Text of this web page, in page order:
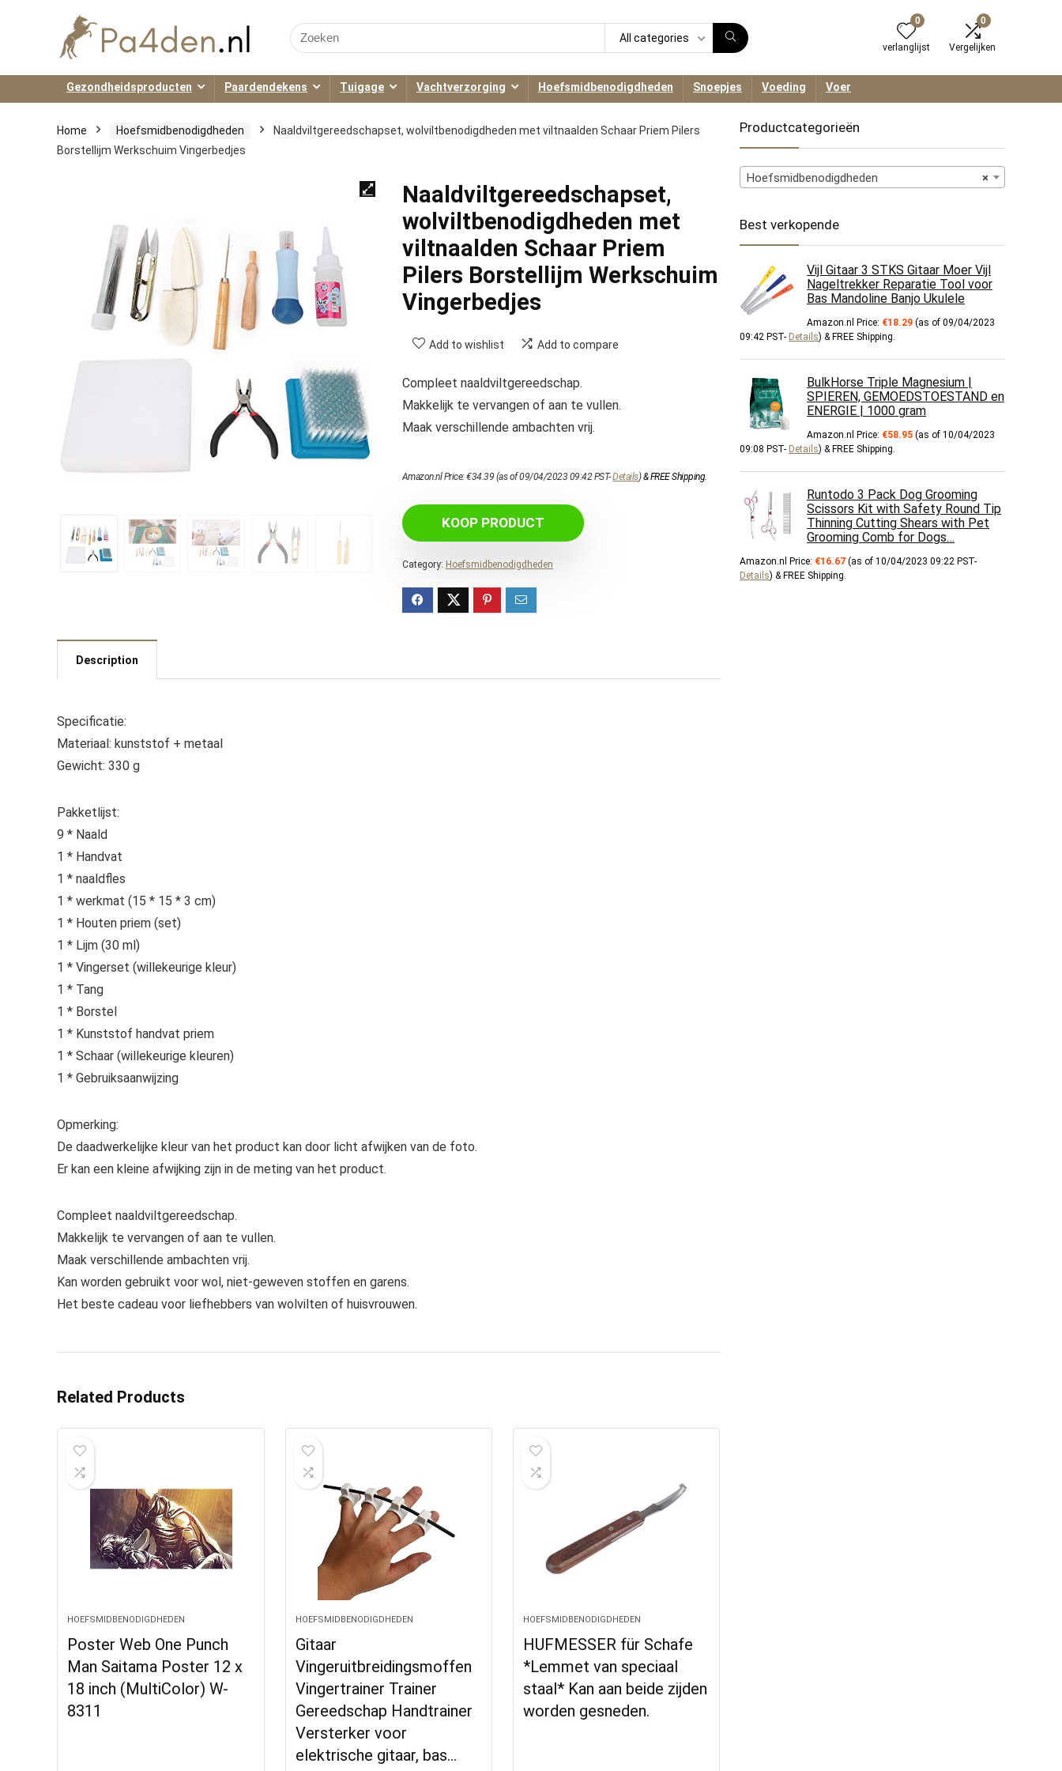
Search
for:
All categories
0
verlanglijst
0
Vergelijken
Gezondheidsproducten Paardendekens Tuigage Vachtverzorging Hoefsmidbenodigdheden Snoepjes Voeding Voer
Home Hoefsmidbenodigdheden
Naaldviltgereedschapset, wolviltbenodigdheden met viltnaalden Schaar Priem Pilers
Borstellijm Werkschuim Vingerbedjes
Naaldviltgereedschapset,
wolviltbenodigdheden met
viltnaalden Schaar Priem
Pilers Borstellijm Werkschuim
Vingerbedjes
Add to wishlist Add to compare
Compleet naaldviltgereedschap.
Makkelijk te vervangen of aan te vullen.
Maak verschillende ambachten vrij.
Amazon.nl Price:€34.39 (as of 09/04/2023 09:42 PST-Details)&FREE Shipping.
KOOP PRODUCT
Category: Hoefsmidbenodigdheden
Description
Specificatie:
Materiaal: kunststof + metaal
Gewicht: 330 g
Pakketlijst:
9 * Naald
1 * Handvat
1 * naaldfles
1 * werkmat (15 * 15 * 3 cm)
1 * Houten priem (set)
1 * Lijm (30 ml)
1 * Vingerset (willekeurige kleur)
1 * Tang
1 * Borstel
1 * Kunststof handvat priem
1 * Schaar (willekeurige kleuren)
1 * Gebruiksaanwijzing
Opmerking:
De daadwerkelijke kleur van het product kan door licht afwijken van de foto.
Er kan een kleine afwijking zijn in de meting van het product.
Compleet naaldviltgereedschap.
Makkelijk te vervangen of aan te vullen.
Maak verschillende ambachten vrij.
Kan worden gebruikt voor wol, niet-geweven stoffen en garens.
Het beste cadeau voor liefhebbers van wolvilten of huisvrouwen.
Related Products
HOEFSMIDBENODIGDHEDEN
Poster Web One Punch
Man Saitama Poster 12 x
18 inch (MultiColor) W-
8311
HOEFSMIDBENODIGDHEDEN
Gitaar
Vingeruitbreidingsmoffen
Vingertrainer Trainer
Gereedschap Handtrainer
Versterker voor
elektrische gitaar, bas…
HOEFSMIDBENODIGDHEDEN
HUFMESSER für Schafe
*Lemmet van speciaal
staal* Kan aan beide zijden
worden gesneden.
Productcategorieën
×
Hoefsmidbenodigdheden
Best verkopende
Vijl Gitaar 3 STKS Gitaar Moer Vijl
Nageltrekker Reparatie Tool voor
Bas Mandoline Banjo Ukulele
Amazon.nl Price: €18.29 (as of 09/04/2023
09:42 PST- Details) & FREE Shipping.
BulkHorse Triple Magnesium |
SPIEREN, GEMOEDSTOESTAND en
ENERGIE | 1000 gram
Amazon.nl Price: €58.95 (as of 10/04/2023
09:08 PST- Details) & FREE Shipping.
Runtodo 3 Pack Dog Grooming
Scissors Kit with Safety Round Tip
Thinning Cutting Shears with Pet
Grooming Comb for Dogs…
Amazon.nl Price: €16.67 (as of 10/04/2023 09:22 PST-
Details) & FREE Shipping.